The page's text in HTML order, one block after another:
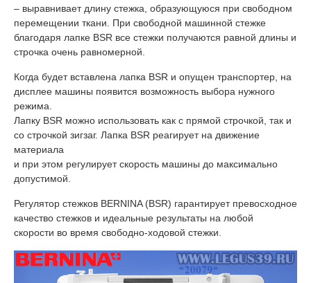
– выравнивает длину стежка, образующуюся при свободном
перемещении ткани. При свободной машинной стежке
благодаря лапке BSR все стежки получаются равной длины и
строчка очень равномерной.
Когда будет вставлена лапка BSR и опущен транспортер, на
дисплее машины появится возможность выбора нужного
режима.
Лапку BSR можно использовать как с прямой строчкой, так и
со строчкой зигзаг. Лапка BSR реагирует на движение
материала
и при этом регулирует скорость машины до максимально
допустимой.
Регулятор стежков BERNINA (BSR) гарантирует превосходное
качество стежков и идеальные результаты на любой
скорости во время свободно-ходовой стежки.